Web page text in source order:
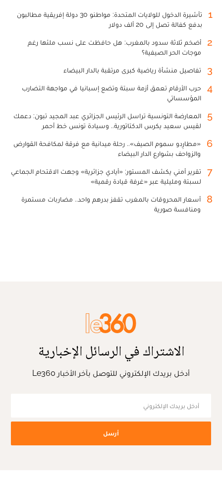
1
تأشيرة الدخول للولايات المتحدة: مواطنو 30 دولة إفريقية مطالبون
بدفع كفالة تصل إلى 20 ألف دولار
2
أضخم ثلاثة سدود بالمغرب: هل حافظت على نسب ملئها رغم
موجات الحر الصيفية؟
3 تفاصيل منشأة رياضية كبرى مرتقبة بالدار البيضاء
4
حرب الأرقام تعمق أزمة سبتة وتضع إسبانيا في مواجهة التضارب
المؤسساتي
5
المعارضة التونسية تراسل الرئيس الجزائري عبد المجيد تبون: دعمك
لقيس سعيد يكرس الدكتاتورية.. وسيادة تونس خط أحمر
6
«مطارِدو سموم الصيف».. رحلة ميدانية مع فرقة لمكافحة القوارض
والزواحف بشوارع الدار البيضاء
7
تقرير أمني يكشف المستور: «أيادي جزائرية» وجهت الاقتحام الجماعي
لسبتة ومليلية عبر «غرفة قيادة رقمية»
8
أسعار المحروقات بالمغرب تقفز بدرهم واحد.. مضاربات مستمرة
ومنافسة صورية
الاشتراك في الرسائل الإخبارية
أدخل بريدك الإلكتروني للتوصل بآخر الأخبار Le360
أرسل